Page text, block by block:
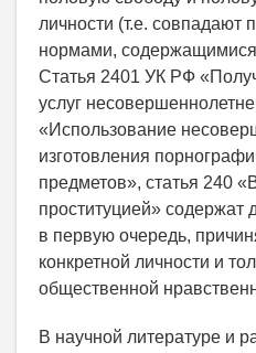
личности (т.е. совпадают
нормами,
Статья 2401 УК РФ
услуг
«Использование
изготовления
предметов», статья 240
проституцией» содержат
в первую очередь,
конкретной личности и
общественной
В научной литературе и